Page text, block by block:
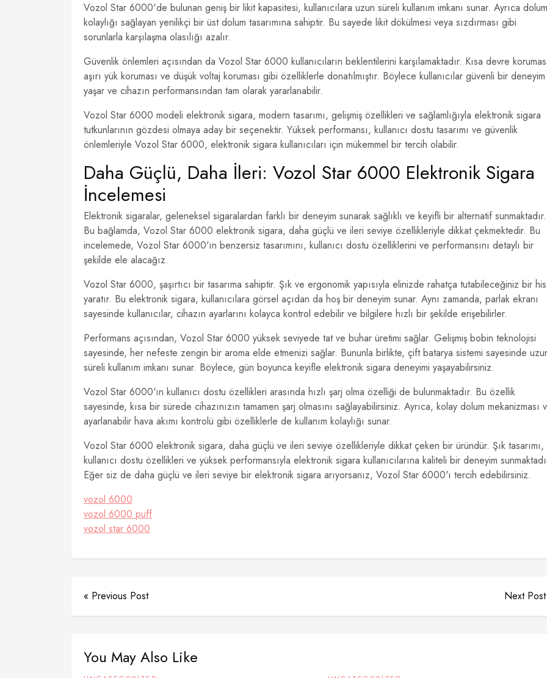
Vozol Star 6000'de bulunan geniş bir likit kapasitesi, kullanıcılara uzun süreli kullanım imkanı sunar. Ayrıca dolum
kolaylığı sağlayan yenilikçi bir üst dolum tasarımına sahiptir. Bu sayede likit dökülmesi veya sızdırması gibi
sorunlarla karşılaşma olasılığı azalır.
Güvenlik önlemleri açısından da Vozol Star 6000 kullanıcıların beklentilerini karşılamaktadır. Kısa devre
aşırı yük koruması ve düşük voltaj koruması gibi özelliklerle donatılmıştır. Böylece kullanıcılar güvenli bir deneyim
yaşar ve cihazın performansından tam olarak yararlanabilir.
Vozol Star 6000 modeli elektronik sigara, modern tasarımı, gelişmiş özellikleri ve sağlamlığıyla elektronik sigara
tutkunlarının gözdesi olmaya aday bir seçenektir. Yüksek performansı, kullanıcı dostu tasarımı ve güvenlik
önlemleriyle Vozol Star 6000, elektronik sigara kullanıcıları için mükemmel bir tercih olabilir.
Daha Güçlü, Daha İleri: Vozol Star 6000 Elektronik Sigara
İncelemesi
Elektronik sigaralar, geleneksel sigaralardan farklı bir deneyim sunarak sağlıklı ve keyifli bir alternatif sunmaktadır.
Bu bağlamda, Vozol Star 6000 elektronik sigara, daha güçlü ve ileri seviye özellikleriyle dikkat çekmektedir. Bu
incelemede, Vozol Star 6000'ın benzersiz tasarımını, kullanıcı dostu özelliklerini ve performansını detaylı bir
şekilde ele alacağız.
Vozol Star 6000, şaşırtıcı bir tasarıma sahiptir. Şık ve ergonomik yapısıyla elinizde rahatça tutabileceğiniz bir his
yaratır. Bu elektronik sigara, kullanıcılara görsel açıdan da hoş bir deneyim sunar. Aynı zamanda, parlak ekranı
sayesinde kullanıcılar, cihazın ayarlarını kolayca kontrol edebilir ve bilgilere hızlı bir şekilde erişebilirler.
Performans açısından, Vozol Star 6000 yüksek seviyede tat ve buhar üretimi sağlar. Gelişmiş bobin teknolojisi
sayesinde, her nefeste zengin bir aroma elde etmenizi sağlar. Bununla birlikte, çift batarya sistemi sayesinde
süreli kullanım imkanı sunar. Böylece, gün boyunca keyifle elektronik sigara deneyimi yaşayabilirsiniz.
Vozol Star 6000'ın kullanıcı dostu özellikleri arasında hızlı şarj olma özelliği de bulunmaktadır. Bu özellik
sayesinde, kısa bir sürede cihazınızın tamamen şarj olmasını sağlayabilirsiniz. Ayrıca, kolay dolum mekanizması
ayarlanabilir hava akımı kontrolü gibi özelliklerle de kullanım kolaylığı sunar.
Vozol Star 6000 elektronik sigara, daha güçlü ve ileri seviye özellikleriyle dikkat çeken bir üründür. Şık tasarımı,
kullanıcı dostu özellikleri ve yüksek performansıyla elektronik sigara kullanıcılarına kaliteli bir deneyim
Eğer siz de daha güçlü ve ileri seviye bir elektronik sigara arıyorsanız, Vozol Star 6000'ı tercih edebilirsiniz.
vozol 6000
vozol 6000 puff
vozol star 6000
« Previous Post Next
You May Also Like